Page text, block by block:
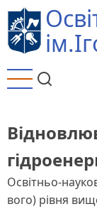
Перейти
до
основного
Освітньо-
вого) рівня